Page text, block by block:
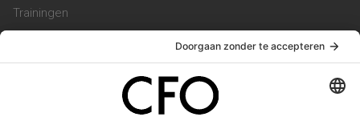
Trainingen
Vacatures
Service & Contact